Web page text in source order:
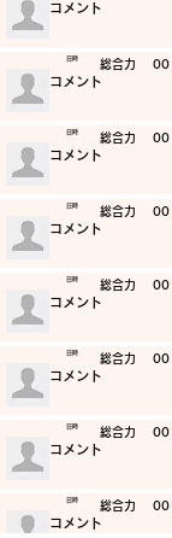
​コメント
​総合力 00
​日時
​コメント
​総合力 00
​日時
​コメント
​総合力 00
​日時
​コメント
​総合力 00
​日時
​コメント
​総合力 00
​日時
​コメント
​総合力 00
​日時
​コメント
​総合力 00
​日時
​コメント